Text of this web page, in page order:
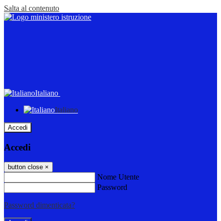
Salta al contenuto
Italiano
Italiano
Accedi
Accedi
button close ×
Nome Utente
Password
Password dimenticata?